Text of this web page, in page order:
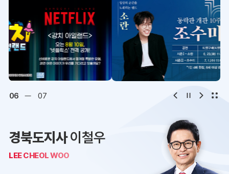
대구·경북
행정 통합
조직도
디지털아카이브 문화·관광
오시는 길
K보듬 6000
06 07
경북도지사이철우
LEE CHEOL WOO